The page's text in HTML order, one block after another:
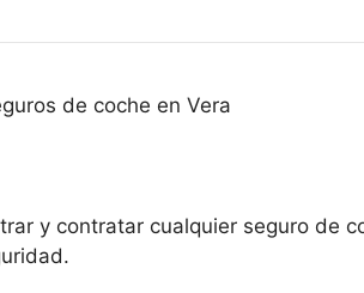
y contratar cualquier seguro de